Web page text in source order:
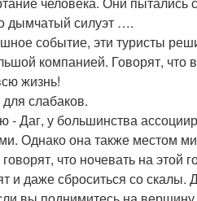
дымчатый силуэт ….
событие, эти туристы
компанией. Говорят, что
жизнь!
слабаков.
- Даг, у большинства
Однако она также местом
что ночевать на этой
и даже сброситься со